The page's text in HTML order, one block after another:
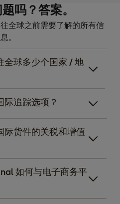
吗？答案。
全球之前需要了解的所有信
息。
全球多少个国家 / 地
追踪选项？
货件的关税和增值
如何与电子商务平